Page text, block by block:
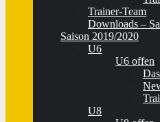
Trainer-Team
Downloads –
Saison 2019/2020
U6
U6 offen
U8